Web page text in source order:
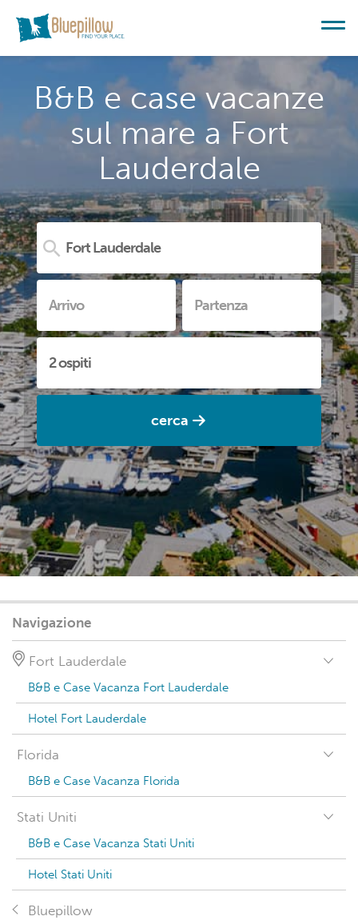
B&B e case vacanze
sul mare a Fort
Lauderdale
cerca
Navigazione
Fort Lauderdale
B&B e Case Vacanza Fort Lauderdale
Hotel Fort Lauderdale
Florida
B&B e Case Vacanza Florida
Stati Uniti
B&B e Case Vacanza Stati Uniti
Hotel Stati Uniti
Bluepillow